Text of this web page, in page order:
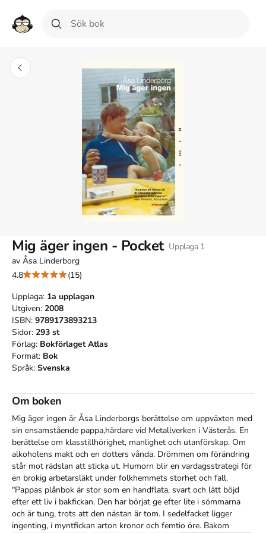
Mig äger ingen - Pocket Upplaga 1
av Åsa Linderborg
4.8
(15)
Upplaga: 1a upplagan
Utgiven: 2008
ISBN: 9789173893213
Sidor: 293 st
Förlag: Bokförlaget Atlas
Format: Bok
Språk: Svenska
Om boken
Mig äger ingen är Åsa Linderborgs berättelse om uppväxten med
sin ensamstående pappa,härdare vid Metallverken i Västerås. En
berättelse om klasstillhörighet, manlighet och utanförskap. Om
alkoholens makt och en dotters vånda. Drömmen om förändring
står mot rädslan att sticka ut. Humorn blir en vardagsstrategi för
en brokig arbetarsläkt under folkhemmets storhet och fall.
"Pappas plånbok är stor som en handflata, svart och lätt böjd
efter ett liv i bakfickan. Den har börjat ge efter lite i sömmarna
och är tung, trots att den nästan är tom. I sedelfacket ligger
ingenting, i myntfickan arton kronor och femtio öre. Bakom